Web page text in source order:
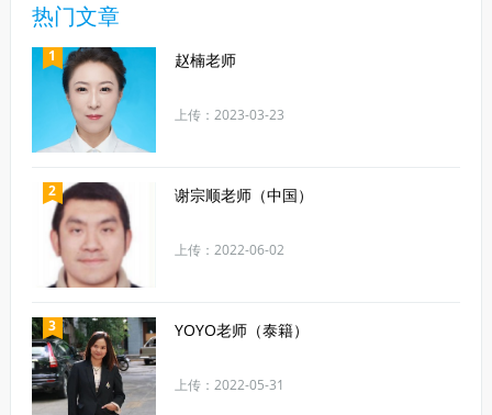
热门文章
1 赵楠老师
上传：2023-03-23
2 谢宗顺老师（中国）
上传：2022-06-02
3 YOYO老师（泰籍）
上传：2022-05-31